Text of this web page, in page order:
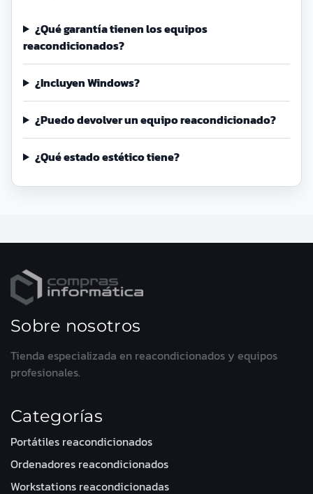
¿Qué garantía tienen los equipos
reacondicionados?
¿Incluyen Windows?
¿Puedo devolver un equipo reacondicionado?
¿Qué estado estético tiene?
Sobre nosotros
Tienda especializada en reacondicionados y equipos
profesionales.
Categorías
Portátiles reacondicionados
Ordenadores reacondicionados
Workstations reacondicionadas